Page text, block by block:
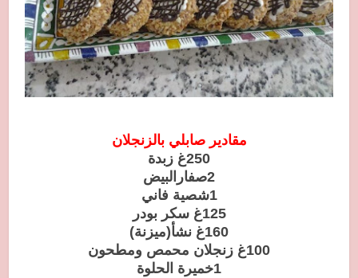
مقادير صابلي بالزنجلان
250غ زبدة
2صفارالبيض
1شصية فاني
125غ سكر بودر
160غ نشأ(ميزنة)
100غ زنجلان محمص ومطحون
1خميرة الحلوة